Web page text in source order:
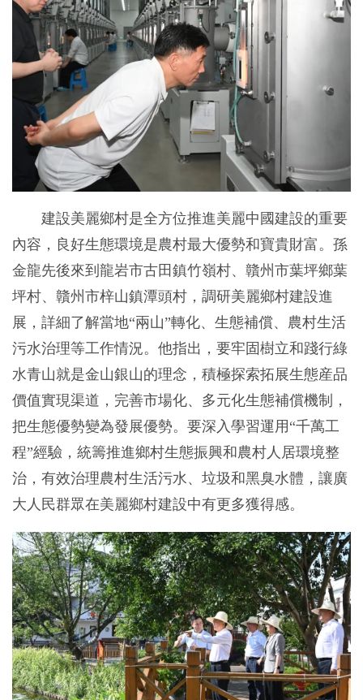
建設美麗鄉村是全方位推進美麗中國建設的重要
內容，良好生態環境是農村最大優勢和寶貴財富。孫
金龍先後來到龍岩市古田鎮竹嶺村、贛州市葉坪鄉葉
坪村、贛州市梓山鎮潭頭村，調研美麗鄉村建設進
展，詳細了解當地“兩山”轉化、生態補償、農村生活
污水治理等工作情況。他指出，要牢固樹立和踐行綠
水青山就是金山銀山的理念，積極探索拓展生態産品
價值實現渠道，完善市場化、多元化生態補償機制，
把生態優勢變為發展優勢。要深入學習運用“千萬工
程”經驗，統籌推進鄉村生態振興和農村人居環境整
治，有效治理農村生活污水、垃圾和黑臭水體，讓廣
大人民群眾在美麗鄉村建設中有更多獲得感。